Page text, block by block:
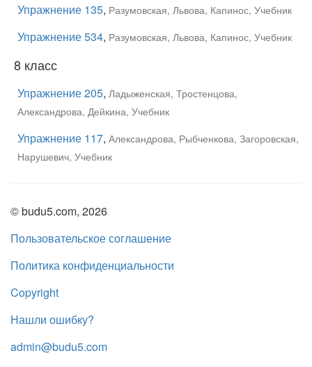
Упражнение 135, Разумовская, Львова, Капинос, Учебник
Упражнение 534, Разумовская, Львова, Капинос, Учебник
8 класс
Упражнение 205, Ладыженская, Тростенцова,
Александрова, Дейкина, Учебник
Упражнение 117, Александрова, Рыбченкова, Загоровская,
Нарушевич, Учебник
© budu5.com, 2026
Пользовательское соглашение
Политика конфиденциальности
Copyright
Нашли ошибку?
admin@budu5.com